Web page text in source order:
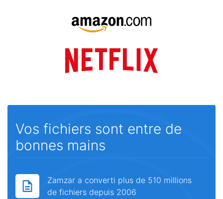
Vos fichiers sont entre de
bonnes mains
Zamzar a converti plus de 510 millions
de fichiers depuis 2006